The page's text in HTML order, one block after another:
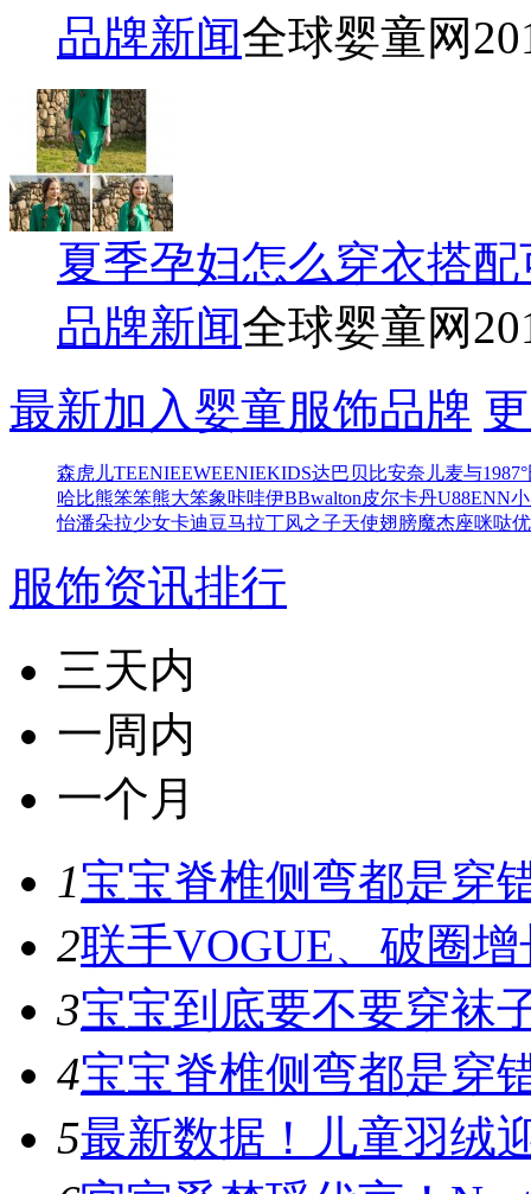
品牌新闻全球婴童网
夏季孕妇怎么穿衣搭
品牌新闻全球婴童网
最新加入婴童服饰品牌
森虎儿TEENIEEWEENIEKIDS达巴贝比安奈儿麦与1987°
哈比熊笨笨熊大笨象咔哇伊BBwalton皮尔卡丹U88ENN
怡潘朵拉少女卡迪豆马拉丁风之子天使翅膀魔杰座咪哒
服饰资讯排行
三天内
一周内
一个月
1宝宝脊椎侧弯都是穿
2联手VOGUE、破圈
3宝宝到底要不要穿袜
4宝宝脊椎侧弯都是穿
5最新数据！儿童羽绒